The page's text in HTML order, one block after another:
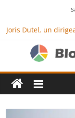
Joris Dutel, un
Agria Assurance
démarque-t-elle de
JCA Academy :
financière
Denis Bouclon : la